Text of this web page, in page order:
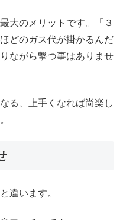
大のメリットです。「３
どのガス代が掛かるんだ
ながら撃つ事はありませ
る、上手くなれば尚楽し
違います。